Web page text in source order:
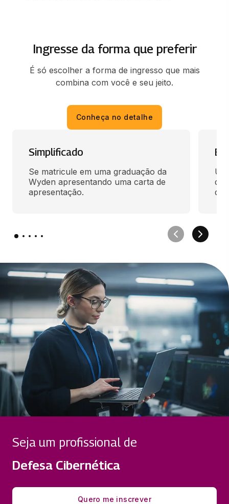
Ingresse da forma que preferir
É só escolher a forma de ingresso que mais
combina com você e seu jeito.
Conheça no detalhe
Simplificado
Se matricule em uma graduação da
Wyden apresentando uma carta de
apresentação.
Seja um profissional de
Defesa Cibernética
Quero me inscrever